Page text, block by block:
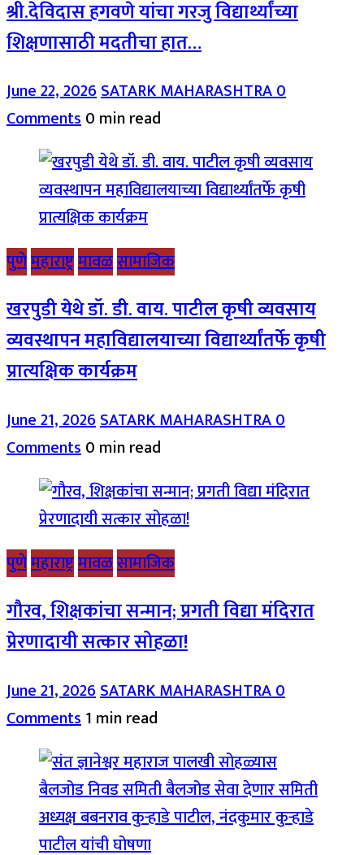
श्री.देविदास हगवणे यांचा गरजु विद्यार्थ्यांच्या
शिक्षणासाठी मदतीचा हात…
June 22, 2026SATARK MAHARASHTRA0
Comments0 min read
पुणेमहाराष्ट्रमावळसामाजिक
खरपुडी येथे डॉ. डी. वाय. पाटील कृषी व्यवसाय
व्यवस्थापन महाविद्यालयाच्या विद्यार्थ्यांतर्फे कृषी
प्रात्यक्षिक कार्यक्रम
June 21, 2026SATARK MAHARASHTRA0
Comments0 min read
पुणेमहाराष्ट्रमावळसामाजिक
गौरव, शिक्षकांचा सन्मान; प्रगती विद्या मंदिरात
प्रेरणादायी सत्कार सोहळा!
June 21, 2026SATARK MAHARASHTRA0
Comments1 min read